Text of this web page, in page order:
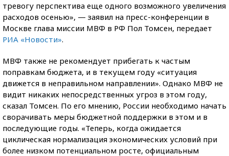
тревогу перспектива еще одного возможного увеличения
расходов осенью», — заявил на пресс-конференции в
Москве глава миссии МВФ в РФ Пол Томсен, передает
РИА «Новости».
МВФ также не рекомендует прибегать к частым
поправкам бюджета, и в текущем году «ситуация
движется в неправильном направлении». Однако МВФ не
видит никаких непосредственных угроз в этом году,
сказал Томсен. По его мнению, России необходимо начать
сворачивать меры бюджетной поддержки в этом и в
последующие годы. «Теперь, когда ожидается
циклическая нормализация экономических условий при
более низком потенциальном росте, официальным